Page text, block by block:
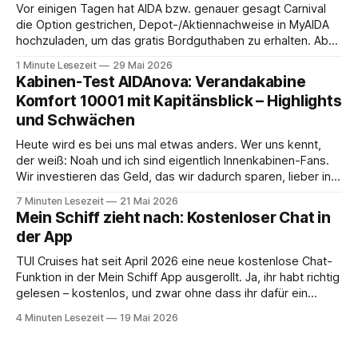
Vor einigen Tagen hat AIDA bzw. genauer gesagt Carnival
die Option gestrichen, Depot-/Aktiennachweise in MyAIDA
hochzuladen, um das gratis Bordguthaben zu erhalten. Ab
werden, um das Bordguthaben zu erhalten. Bereits vor
einiger Zeit wurde zudem die Möglichkeit gestrichen, das
Bordguthaben per
1 Minute Lesezeit 29 Mai 2026
Kabinen-Test AIDAnova: Verandakabine
Komfort 10001 mit Kapitänsblick – Highlights
und Schwächen
Heute wird es bei uns mal etwas anders. Wer uns kennt,
der weiß: Noah und ich sind eigentlich Innenkabinen-Fans.
Wir investieren das Geld, das wir dadurch sparen, lieber in
Cocktail an der Bar. Auch auf einer unserer letzten Reisen
7 Minuten Lesezeit 21 Mai 2026
Mein Schiff zieht nach: Kostenloser Chat in
der App
TUI Cruises hat seit April 2026 eine neue kostenlose Chat-
Funktion in der Mein Schiff App ausgerollt. Ja, ihr habt richtig
gelesen – kostenlos, und zwar ohne dass ihr dafür ein
bisschen kritisch, wenn neue App-Features angekündigt
4 Minuten Lesezeit 19 Mai 2026